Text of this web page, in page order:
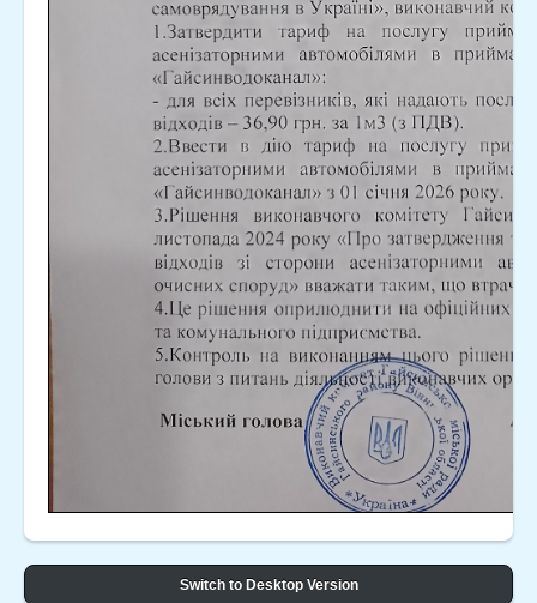
Switch to Desktop Version